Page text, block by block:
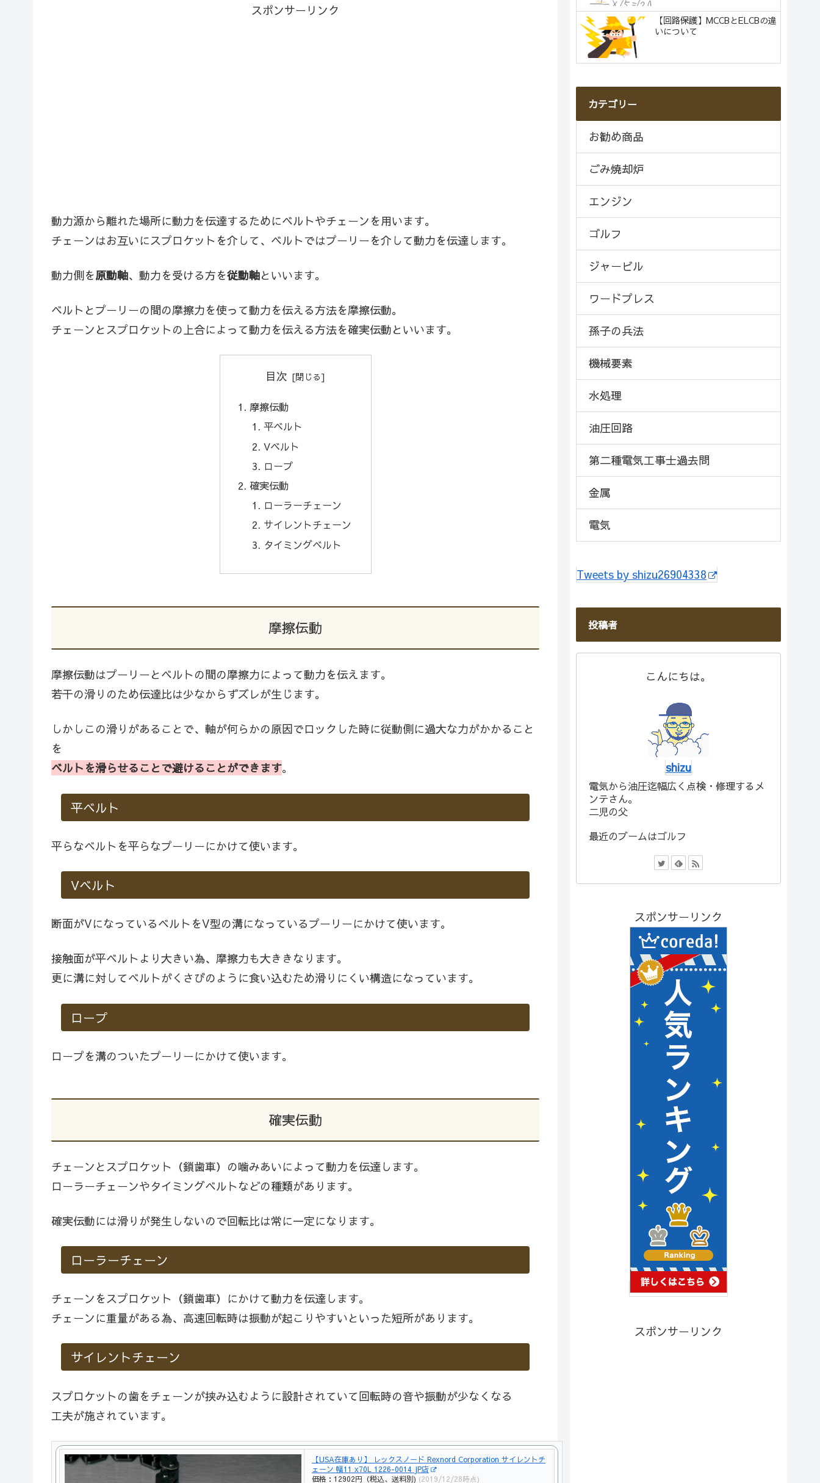
スポンサーリンク
動力源から離れた場所に動力を伝達するためにベルトやチェーンを用います。
チェーンはお互いにスプロケットを介して、ベルトではプーリーを介して動力を伝達します。
動力側を原動軸、動力を受ける方を従動軸といいます。
ベルトとプーリーの間の摩擦力を使って動力を伝える方法を摩擦伝動。
チェーンとスプロケットの上合によって動力を伝える方法を確実伝動といいます。
目次
摩擦伝動
平ベルト
Vベルト
ロープ
確実伝動
ローラーチェーン
サイレントチェーン
タイミングベルト
摩擦伝動
摩擦伝動はプーリーとベルトの間の摩擦力によって動力を伝えます。
若干の滑りのため伝達比は少なからずズレが生じます。
しかしこの滑りがあることで、軸が何らかの原因でロックした時に従動側に過大な力がかかること
を
ベルトを滑らせることで避けることができます。
平ベルト
平らなベルトを平らなプーリーにかけて使います。
Vベルト
断面がVになっているベルトをV型の溝になっているプーリーにかけて使います。
接触面が平ベルトより大きい為、摩擦力も大ききなります。
更に溝に対してベルトがくさびのように食い込むため滑りにくい構造になっています。
ロープ
ロープを溝のついたプーリーにかけて使います。
確実伝動
チェーンとスプロケット（鎖歯車）の噛みあいによって動力を伝達します。
ローラーチェーンやタイミングベルトなどの種類があります。
確実伝動には滑りが発生しないので回転比は常に一定になります。
ローラーチェーン
チェーンをスプロケット（鎖歯車）にかけて動力を伝達します。
チェーンに重量がある為、高速回転時は振動が起こりやすいといった短所があります。
サイレントチェーン
スプロケットの歯をチェーンが挟み込むように設計されていて回転時の音や振動が少なくなる
工夫が施されています。
【USA在庫あり】 レックスノード Rexnord Corporation サイレントチ
ェーン 幅11 x70L 1226-0014 JP店
価格：12902円（税込、送料別) (2019/12/28時点)
【回路保護】MCCBとELCBの違
いについて
カテゴリー
お勧め商品
ごみ焼却炉
エンジン
ゴルフ
ジャービル
ワードプレス
孫子の兵法
機械要素
水処理
油圧回路
第二種電気工事士過去問
金属
電気
Tweets by shizu26904338
投稿者
こんにちは。
shizu
電気から油圧迄幅広く点検・修理するメ
ンテさん。
二児の父
最近のブームはゴルフ
スポンサーリンク
スポンサーリンク